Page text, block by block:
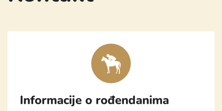
Informacije o rođendanima